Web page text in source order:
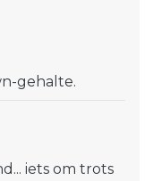
gehalte.
iets om trots